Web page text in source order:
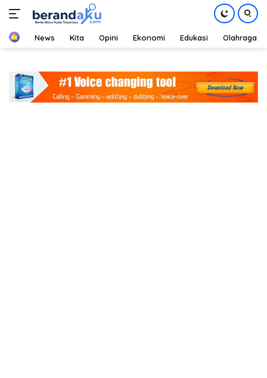
konten
HomeNews Kita Opini Ekonomi Edukasi Olahraga